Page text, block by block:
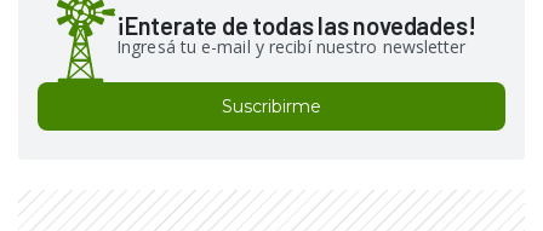
¡Enterate de todas las novedades!
Ingresá tu e-mail y recibí nuestro newsletter
Suscribirme